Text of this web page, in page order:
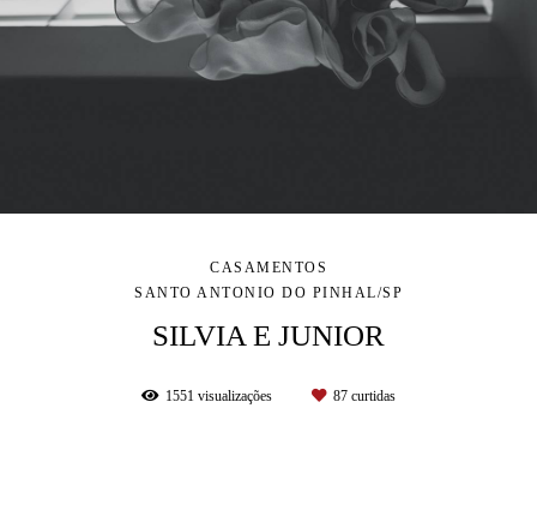
CASAMENTOS
SANTO ANTONIO DO PINHAL/SP
SILVIA E JUNIOR
1551 visualizações 87 curtidas